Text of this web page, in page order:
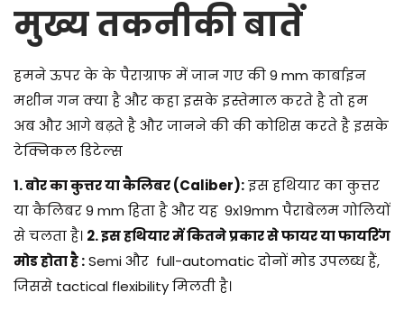
मुख्य तकनीकी बातें
हमने ऊपर के के पैराग्राफ में जान गए की 9 mm कार्बाइन
मशीन गन क्या है और कहा इसके इस्तेमाल करते है तो हम
अब और आगे बढ़ते है और जानने की की कोशिस करते है इसके
टेक्निकल डिटेल्स
1. बोर का कुत्तर या कैलिबर (Caliber):इस हथियार का कुत्तर
या कैलिबर 9 mm हिता है और यह 9x19mm पैराबेलम गोलियों
से चलता है। 2. इस हथियार में कितने प्रकार से फायर या फायरिंग
मोड होता है :Semi और full-automatic दोनों मोड उपलब्ध हैं,
जिससे tactical flexibility मिलती है।